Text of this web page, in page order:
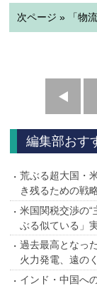
次ページ » 「物
へ
編集部おす
荒ぶる超大国・
き残るための戦
米国関税交渉の“
ぶる似ている」
過去最高となっ
火力発電、遠の
インド・中国へ